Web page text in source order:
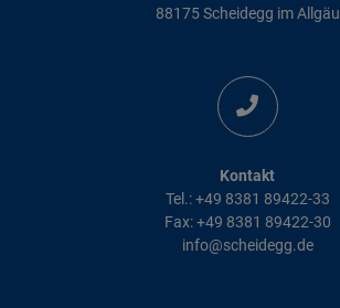
88175 Scheidegg im Allgäu
Kontakt
Tel.: +49 8381 89422-33
Fax: +49 8381 89422-30
info@scheidegg.de